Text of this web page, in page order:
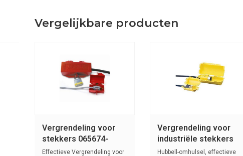
Vergelijkbare producten
Vergrendeling voor
stekkers 065674-
065675
Effectieve Vergrendeling voor
Vergrendeling voor
industriële stekkers
065695-065968
Hubbell-omhulsel, effectieve